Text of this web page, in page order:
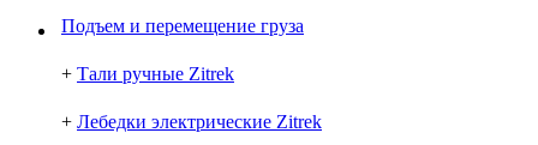
Подъем и перемещение груза
+ Тали ручные Zitrek
+ Лебедки электрические Zitrek